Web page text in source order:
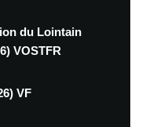
du Lointain
VOSTFR
VF